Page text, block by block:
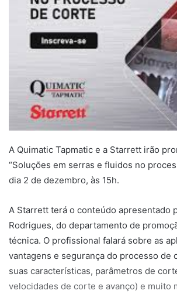
A Quimatic Tapmatic e a Starrett irão
“Soluções em serras e fluidos no
dia 2 de dezembro, às 15h.
A Starrett terá o conteúdo apresentado
Rodrigues, do departamento de
técnica. O profissional falará sobre as
vantagens e segurança do processo de
suas características, parâmetros de
velocidades de corte e avanço) e muito